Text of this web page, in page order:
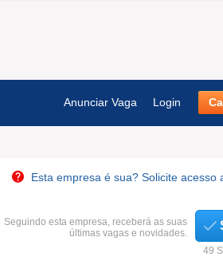
Anunciar Vaga Login
Esta empresa é sua? Solicite acesso
Seguindo esta empresa, receberá as suas
últimas vagas e novidades.
49